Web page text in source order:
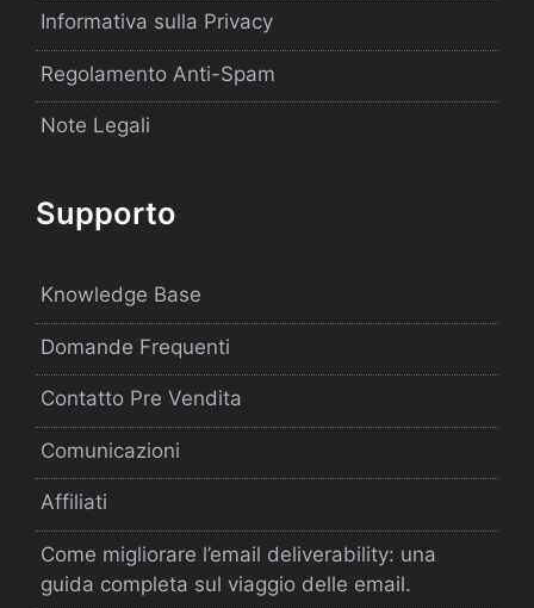
Informativa sulla Privacy
Regolamento Anti-Spam
Note Legali
Supporto
Knowledge Base
Domande Frequenti
Contatto Pre Vendita
Comunicazioni
Affiliati
Come migliorare l’email deliverability: una
guida completa sul viaggio delle email.